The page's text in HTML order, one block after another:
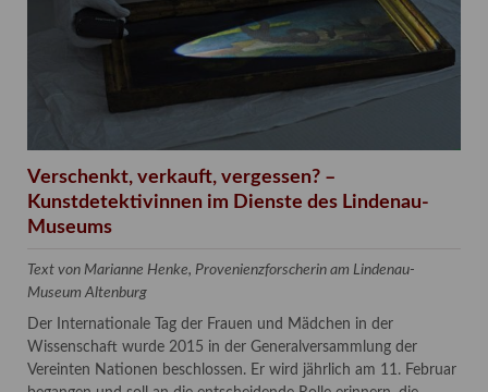
Verschenkt, verkauft, vergessen? –
Kunstdetektivinnen im Dienste des Lindenau-
Museums
Text von Marianne Henke, Provenienzforscherin am Lindenau-
Museum Altenburg
Der Internationale Tag der Frauen und Mädchen in der
Wissenschaft wurde 2015 in der Generalversammlung der
Vereinten Nationen beschlossen. Er wird jährlich am 11. Februar